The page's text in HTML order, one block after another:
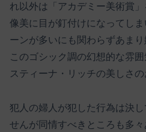
れ以外は「アカデミー美術賞
像美に目が釘付けになってし
ーンが多いにも関わらずあま
このゴシック調の幻想的な雰
スティーナ・リッチの美しさの
犯人の婦人が犯した行為は決
せんが同情すべきところも多